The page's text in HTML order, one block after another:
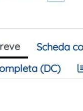
Scheda
(DC)